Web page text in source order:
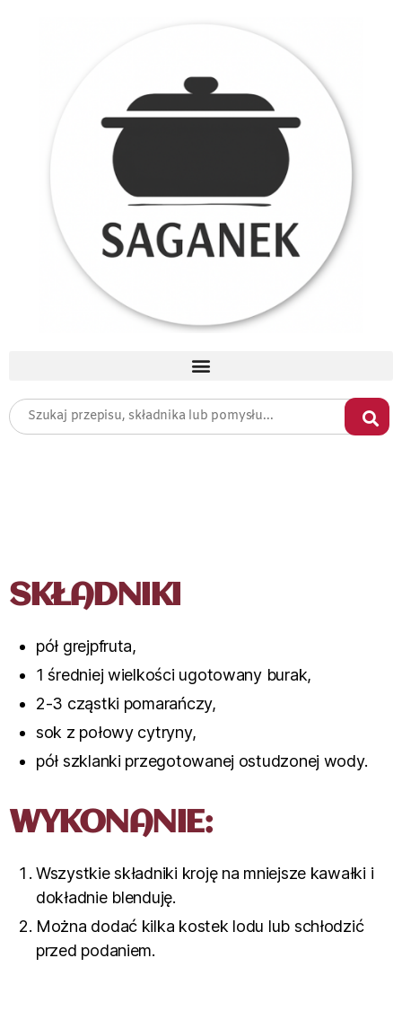
SKŁADNIKI
pół grejpfruta,
1 średniej wielkości ugotowany burak,
2-3 cząstki pomarańczy,
sok z połowy cytryny,
pół szklanki przegotowanej ostudzonej wody.
WYKONANIE:
Wszystkie składniki kroję na mniejsze kawałki i
dokładnie blenduję.
Można dodać kilka kostek lodu lub schłodzić
przed podaniem.